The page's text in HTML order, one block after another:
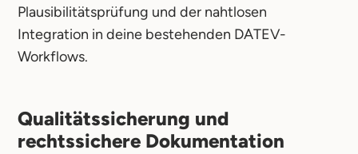
Plausibilitätsprüfung und der nahtlosen
Integration in deine bestehenden DATEV-
Workflows.
Qualitätssicherung und
rechtssichere Dokumentation